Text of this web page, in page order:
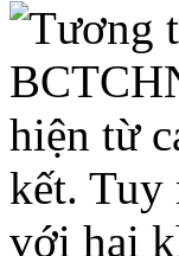
Tương
hiện từ
kết. Tuy
với hai